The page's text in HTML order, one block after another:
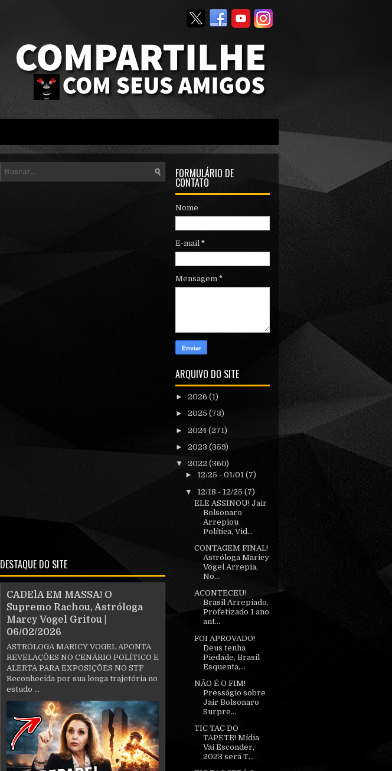
DESTAQUE DO SITE
CADElA EM MASSA! O
Supremo Rachou, Astróloga
Marcy Vogel Gritou |
06/02/2026
ASTRÓLOGA MARICY VOGEL APONTA
REVELAÇÕES NO CENÁRIO POLÍTICO E
ALERTA PARA EXPOSIÇÕES NO STF
Reconhecida por sua longa trajetória no
estudo ...
FORMULÁRIO DE
CONTATO
Nome
E-mail *
Mensagem*
ARQUIVO DO SITE
► 2026 (1)
► 2025 (73)
► 2024 (271)
► 2023 (359)
▼ 2022 (360)
► 12/25 - 01/01 (7)
▼ 12/18 - 12/25 (7)
ELE ASSINOU! Jair
Bolsonaro
Arrepiou
Política, Vid...
CONTAGEM FINAL!
Astróloga Maricy
Vogel Arrepia,
No...
ACONTECEU!
Brasil Arrepiado,
Profetizado 1 ano
ant...
FOI APROVADO!
Deus tenha
Piedade, Brasil
Esquenta,...
NÃO É O FIM!
Presságio sobre
Jair Bolsonaro
Surpre...
TIC TAC DO
TAPETE! Mídia
Vai Esconder,
2023 será T...